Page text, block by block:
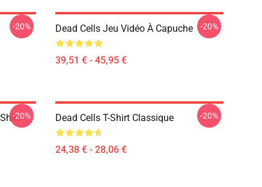
-20% Dead Cells Jeu Vidéo À Capuche
39,51 € - 45,95 €
-20%
-20% Dead Cells T-Shirt Classique
24,38 € - 28,06 €
-20%